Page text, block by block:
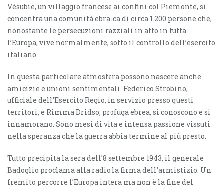
Vésubie, un villaggio francese ai confi­ni col Piemonte, si
concentra una comunità ebraica di circa 1.200 persone che,
nonostante le persecuzioni razziali in atto in tutta
l’Europa, vive normalmente, sotto il controllo dell’esercito
italiano.
In questa particolare atmosfera possono nascere anche
amicizie e unioni sentimentali. Federico Strobino,
ufficiale dell’Esercito Regio, in servizio presso questi
territori, e Rimma Dridso, profuga ebrea, si conoscono e si
innamorano. Sono mesi di vita e intensa passione vissuti
nella speranza che la guerra abbia termine al più presto.
Tutto precipita la sera dell’8 settembre 1943, il generale
Badoglio proclama alla radio la fi­rma dell’armistizio. Un
fremito percorre l’Europa intera ma non è la fi­ne del